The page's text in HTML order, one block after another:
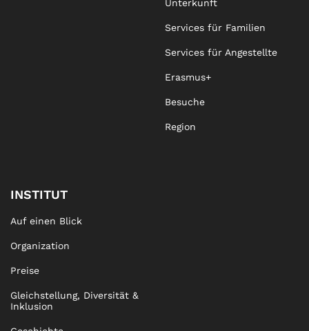
Unterkunft
Services für Familien
Services für Angestellte
Erasmus+
Besuche
Region
INSTITUT
Auf einen Blick
Organization
Preise
Gleichstellung, Diversität &
Inklusion